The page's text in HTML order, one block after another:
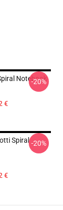
Notebook
€
-20%
Spiral
€
-20%